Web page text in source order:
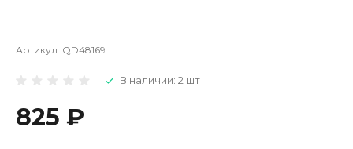
Артикул: QD48169
В наличии: 2 шт
825 ₽